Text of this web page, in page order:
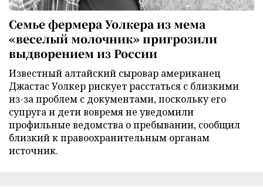
Семье фермера Уолкера из мема
«веселый молочник» пригрозили
выдворением из России
Известный алтайский сыровар американец
Джастас Уолкер рискует расстаться с близкими
из-за проблем с документами, поскольку его
супруга и дети вовремя не уведомили
профильные ведомства о пребывании, сообщил
близкий к правоохранительным органам
источник.